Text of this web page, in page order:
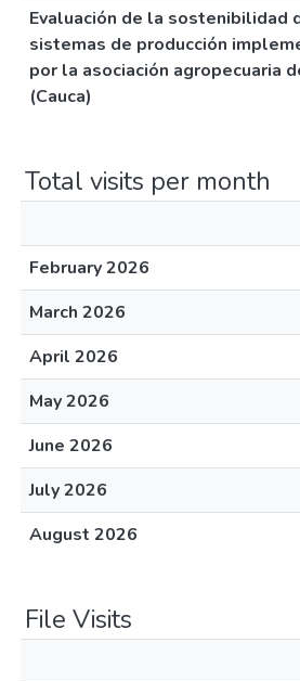
Evaluación de la sostenibilidad
sistemas de producción
por la asociación agropecuaria
(Cauca)
Total visits per month
February 2026
March 2026
April 2026
May 2026
June 2026
July 2026
August 2026
File Visits